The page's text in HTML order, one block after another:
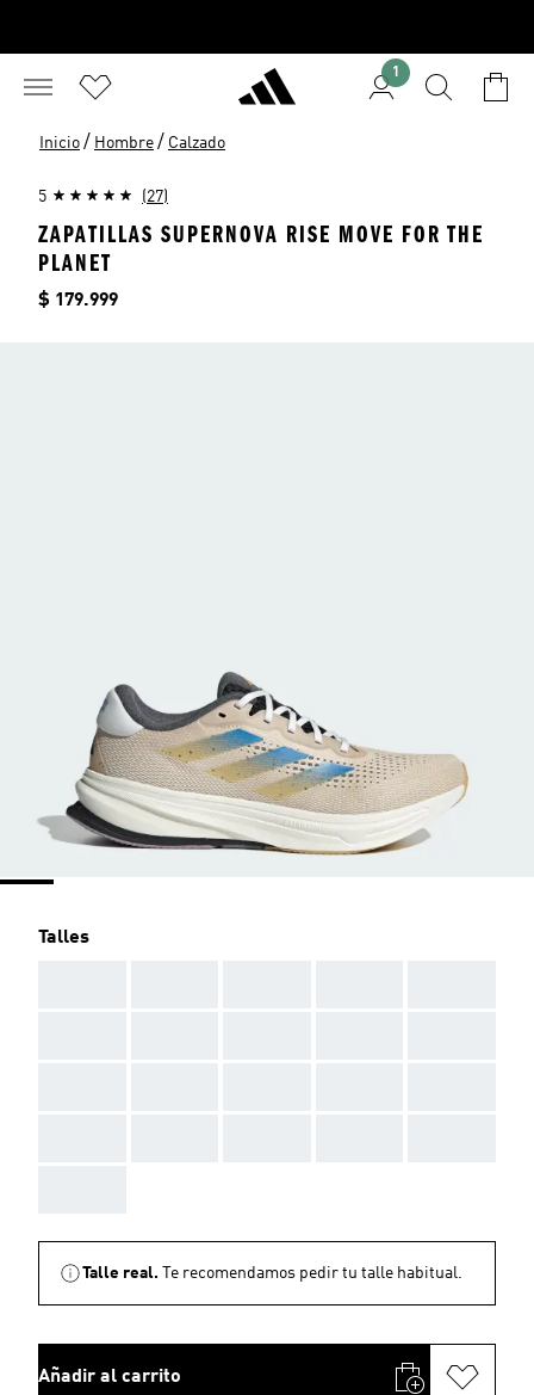
1
Inicio / Hombre / Calzado
5 (27)
ZAPATILLAS SUPERNOVA RISE MOVE FOR THE
PLANET
Precio
$ 179.999
Talles
Talle real. Te recomendamos pedir tu talle habitual.
Añadir al carrito